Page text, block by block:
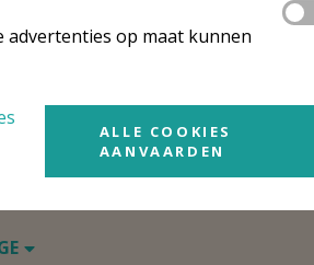
Hier vind je links naar kerken,
advertenties op maat kunnen
ALLE COOKIES
AANVAARDEN